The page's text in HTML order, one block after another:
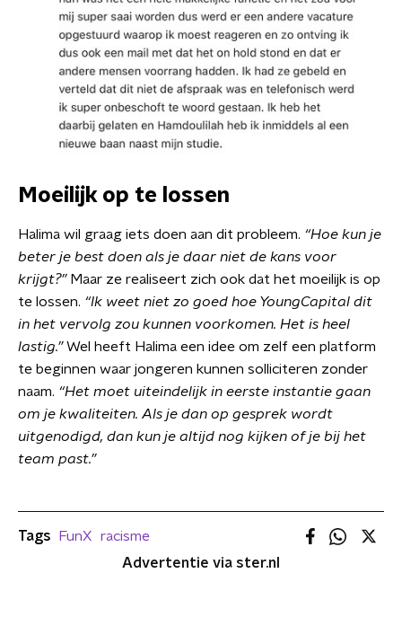
Moeilijk op te lossen
Halima wil graag iets doen aan dit probleem. “Hoe kun je
beter je best doen als je daar niet de kans voor
krijgt?”Maar ze realiseert zich ook dat het moeilijk is op
te lossen. “Ik weet niet zo goed hoe YoungCapital dit
in het vervolg zou kunnen voorkomen. Het is heel
lastig.”Wel heeft Halima een idee om zelf een platform
te beginnen waar jongeren kunnen solliciteren zonder
naam. “Het moet uiteindelijk in eerste instantie gaan
om je kwaliteiten. Als je dan op gesprek wordt
uitgenodigd, dan kun je altijd nog kijken of je bij het
team past.”
Tags FunX
racisme
Advertentie via ster.nl